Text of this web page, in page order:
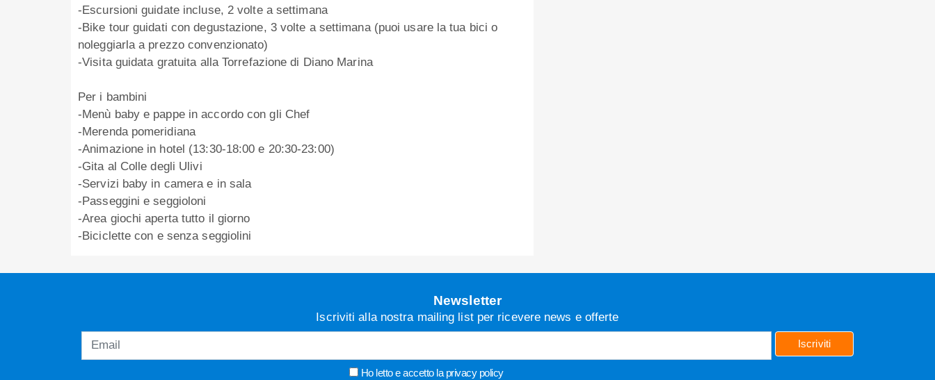
-Escursioni guidate incluse, 2 volte a settimana
-Bike tour guidati con degustazione, 3 volte a settimana (puoi usare la tua bici o
noleggiarla a prezzo convenzionato)
-Visita guidata gratuita alla Torrefazione di Diano Marina
Per i bambini
-Menù baby e pappe in accordo con gli Chef
-Merenda pomeridiana
-Animazione in hotel (13:30-18:00 e 20:30-23:00)
-Gita al Colle degli Ulivi
-Servizi baby in camera e in sala
-Passeggini e seggioloni
-Area giochi aperta tutto il giorno
-Biciclette con e senza seggiolini
Newsletter
Iscriviti alla nostra mailing list per ricevere news e offerte
Ho letto e accetto la privacy policy
Iscriviti